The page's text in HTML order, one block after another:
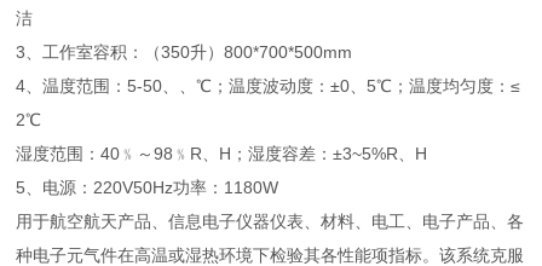
洁
3、工作室容积：（350升）800*700*500mm
4、温度范围：5-50、、℃；温度波动度：±0、5℃；温度均匀度：≤
2℃
湿度范围：40﹪～98﹪R、H；湿度容差：±3~5%R、H
5、电源：220V50Hz功率：1180W
用于航空航天产品、信息电子仪器仪表、材料、电工、电子产品、各
种电子元气件在高温或湿热环境下检验其各性能项指标。该系统克服